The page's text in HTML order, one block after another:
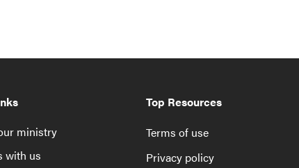
ministry
with us
Top Resources
Terms of use
Privacy policy